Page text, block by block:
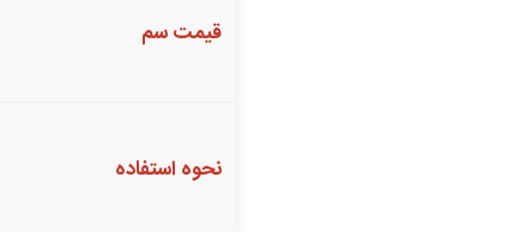
قیمت سم
نحوه استفاده